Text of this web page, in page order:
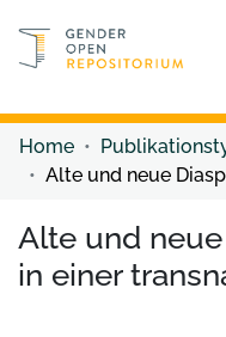
Discover content
Home
Alte und
in einer